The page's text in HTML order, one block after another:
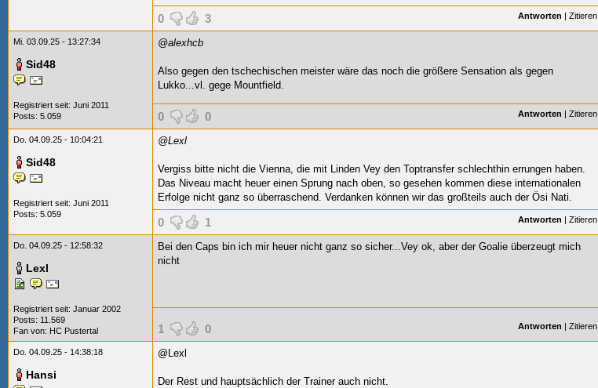
0 3 Antworten | Zitieren
Mi. 03.09.25 - 13:27:34
Sid48
Registriert seit: Juni 2011
Posts: 5.059
@alexhcb
Also gegen den tschechischen meister wäre das noch die größere Sensation als gegen
Lukko...vl. gege Mountfield.
0 0 Antworten | Zitieren
Do. 04.09.25 - 10:04:21
Sid48
Registriert seit: Juni 2011
Posts: 5.059
@Lexl
Vergiss bitte nicht die Vienna, die mit Linden Vey den Toptransfer schlechthin errungen haben.
Das Niveau macht heuer einen Sprung nach oben, so gesehen kommen diese internationalen
Erfolge nicht ganz so überraschend. Verdanken können wir das großteils auch der Ösi Nati.
0 1 Antworten | Zitieren
Do. 04.09.25 - 12:58:32
Lexl
Registriert seit: Januar 2002
Posts: 11.569
Fan von: HC Pustertal
Bei den Caps bin ich mir heuer nicht ganz so sicher...Vey ok, aber der Goalie überzeugt mich
nicht
1 0 Antworten | Zitieren
Do. 04.09.25 - 14:38:18
Hansi
@Lexl
Der Rest und hauptsächlich der Trainer auch nicht.